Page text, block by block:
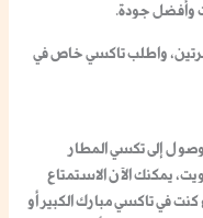
وأفضل جودة.
مرتين، واطلبتاكسي خاصفي
إلىتكسي المطار
، يمكنك الآن الاستمتاع
كنت فيتاكسي مبارك الكبير أو